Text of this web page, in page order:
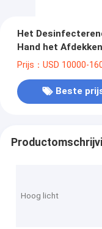
Het
Hand het
Capaciteit
Prijs：USD 10000-
Beste
Hoog licht